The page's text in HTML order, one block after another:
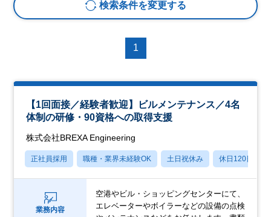
検索条件を変更する
1
【1回面接／経験者歓迎】ビルメンテナンス／4名
体制の研修・90資格への取得支援
株式会社BREXA Engineering
正社員採用 職種・業界未経験OK 土日祝休み 休日120日以上
業務内容
空港やビル・ショッピングセンターにて、
エレベーターやボイラーなどの設備の点検